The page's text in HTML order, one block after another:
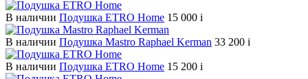
В наличии Подушка ETRO Home 15 000 i
В наличии Подушка Mastro Raphael Kerman 33 200 i
В наличии Подушка ETRO Home 15 200 i